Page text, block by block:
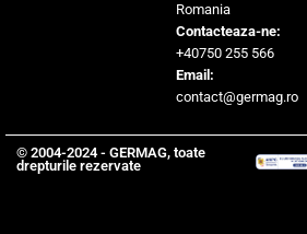
Romania
Contacteaza-ne:
+40750 255 566
Email:
contact@germag.ro
© 2004-2024 - GERMAG, toate
drepturile rezervate